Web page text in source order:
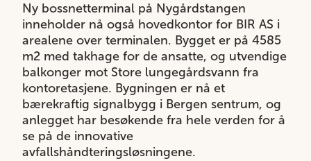
Ny bossnetterminal på Nygårdstangen
inneholder nå også hovedkontor for BIR AS i
arealene over terminalen. Bygget er på 4585
m2 med takhage for de ansatte, og utvendige
balkonger mot Store lungegårdsvann fra
kontoretasjene. Bygningen er nå et
bærekraftig signalbygg i Bergen sentrum, og
anlegget har besøkende fra hele verden for å
se på de innovative
avfallshåndteringsløsningene.